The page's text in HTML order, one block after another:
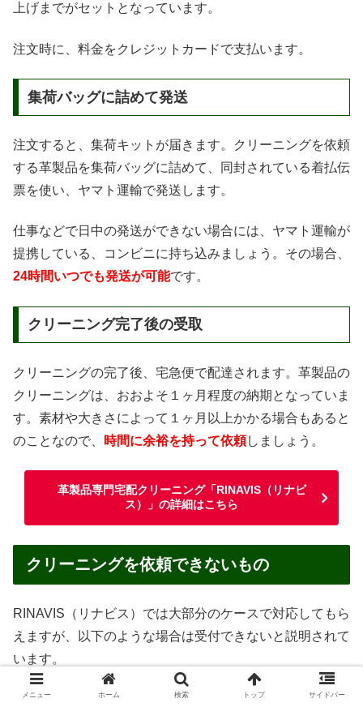
上げまでがセットとなっています。
注文時に、料金をクレジットカードで支払います。
集荷バッグに詰めて発送
注文すると、集荷キットが届きます。クリーニングを依頼
する革製品を集荷バッグに詰めて、同封されている着払伝
票を使い、ヤマト運輸で発送します。
仕事などで日中の発送ができない場合には、ヤマト運輸が
提携している、コンビニに持ち込みましょう。その場合、
24時間いつでも発送が可能です。
クリーニング完了後の受取
クリーニングの完了後、宅急便で配達されます。革製品の
クリーニングは、おおよそ１ヶ月程度の納期となっていま
す。素材や大きさによって１ヶ月以上かかる場合もあると
のことなので、
時間に余裕を持って依頼しましょう。
革製品専門宅配クリーニング「RINAVIS（リナビ
ス）」の詳細はこちら
クリーニングを依頼できないもの
RINAVIS（リナビス）では大部分のケースで対応してもら
えますが、以下のような場合は受付できないと説明されて
います。
汚物・嘔吐物がついたままのもの
メニュー ホーム 検索 トップ サイドバー